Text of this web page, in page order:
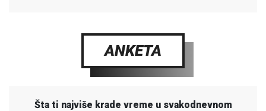
ANKETA
Šta ti najviše krade vreme u svakodnevnom